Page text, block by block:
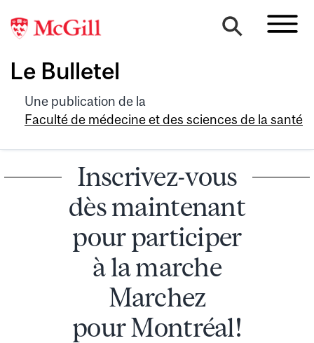
Le Bulletel
Une publication de la
Faculté de médecine et des sciences de la santé
Inscrivez-vous
dès maintenant
pour participer
à la marche
Marchez
pour Montréal!